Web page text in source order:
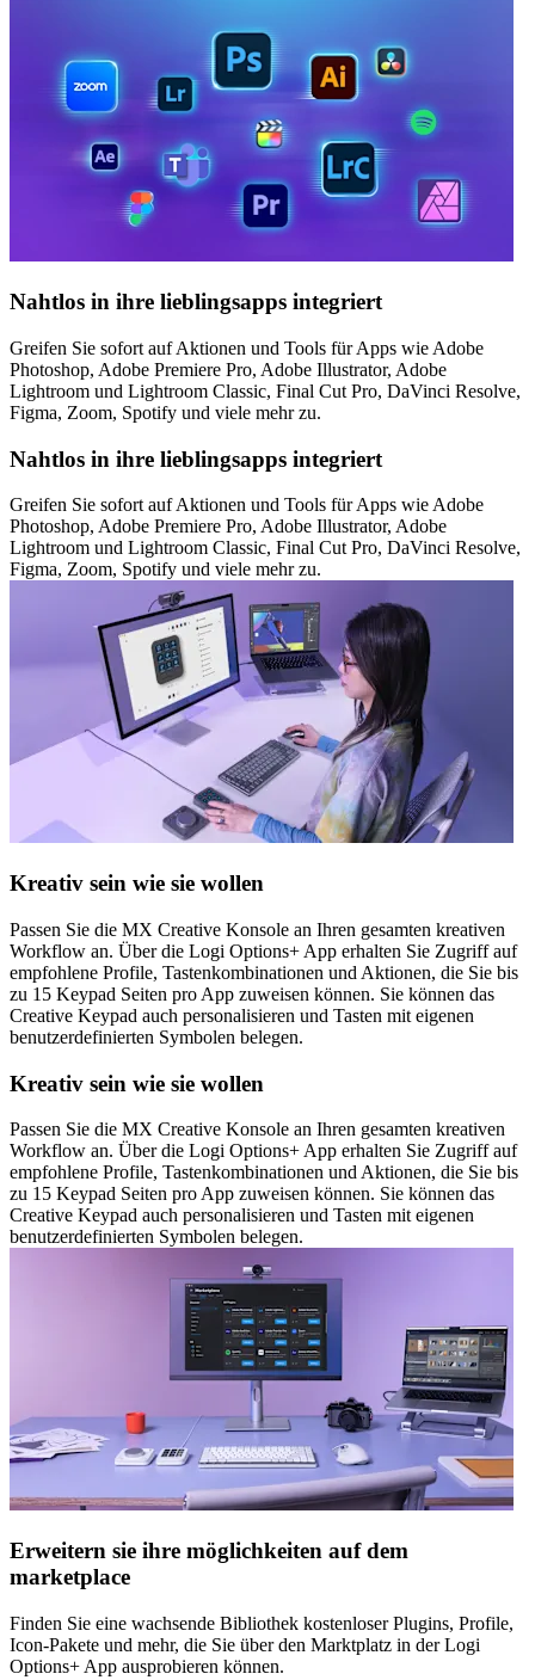
Nahtlos in ihre lieblingsapps integriert
Greifen Sie sofort auf Aktionen und Tools für Apps wie Adobe
Photoshop, Adobe Premiere Pro, Adobe Illustrator, Adobe
Lightroom und Lightroom Classic, Final Cut Pro, DaVinci Resolve,
Figma, Zoom, Spotify und viele mehr zu.
Nahtlos in ihre lieblingsapps integriert
Greifen Sie sofort auf Aktionen und Tools für Apps wie Adobe
Photoshop, Adobe Premiere Pro, Adobe Illustrator, Adobe
Lightroom und Lightroom Classic, Final Cut Pro, DaVinci Resolve,
Figma, Zoom, Spotify und viele mehr zu.
Kreativ sein wie sie wollen
Passen Sie die MX Creative Konsole an Ihren gesamten kreativen
Workflow an. Über die Logi Options+ App erhalten Sie Zugriff auf
empfohlene Profile, Tastenkombinationen und Aktionen, die Sie bis
zu 15 Keypad Seiten pro App zuweisen können. Sie können das
Creative Keypad auch personalisieren und Tasten mit eigenen
benutzerdefinierten Symbolen belegen.
Kreativ sein wie sie wollen
Passen Sie die MX Creative Konsole an Ihren gesamten kreativen
Workflow an. Über die Logi Options+ App erhalten Sie Zugriff auf
empfohlene Profile, Tastenkombinationen und Aktionen, die Sie bis
zu 15 Keypad Seiten pro App zuweisen können. Sie können das
Creative Keypad auch personalisieren und Tasten mit eigenen
benutzerdefinierten Symbolen belegen.
Erweitern sie ihre möglichkeiten auf dem
marketplace
Finden Sie eine wachsende Bibliothek kostenloser Plugins, Profile,
Icon-Pakete und mehr, die Sie über den Marktplatz in der Logi
Options+ App ausprobieren können.